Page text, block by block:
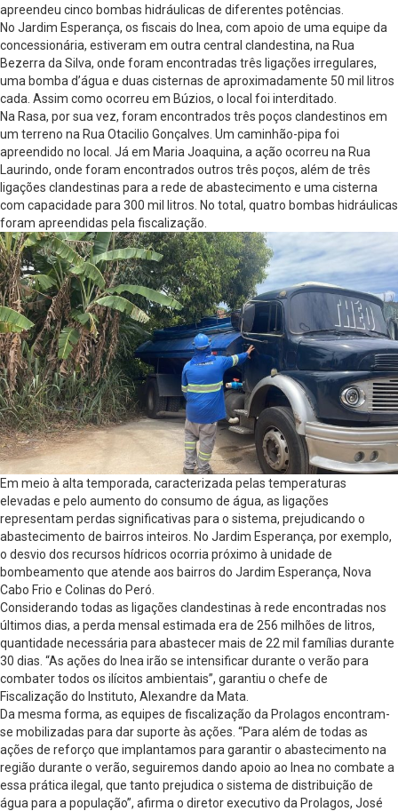
apreendeu cinco bombas hidráulicas de diferentes potências.
No Jardim Esperança, os fiscais do Inea, com apoio de uma equipe da
concessionária, estiveram em outra central clandestina, na Rua
Bezerra da Silva, onde foram encontradas três ligações irregulares,
uma bomba d’água e duas cisternas de aproximadamente 50 mil litros
cada. Assim como ocorreu em Búzios, o local foi interditado.
Na Rasa, por sua vez, foram encontrados três poços clandestinos em
um terreno na Rua Otacilio Gonçalves. Um caminhão-pipa foi
apreendido no local. Já em Maria Joaquina, a ação ocorreu na Rua
Laurindo, onde foram encontrados outros três poços, além de três
ligações clandestinas para a rede de abastecimento e uma cisterna
com capacidade para 300 mil litros. No total, quatro bombas hidráulicas
foram apreendidas pela fiscalização.
Em meio à alta temporada, caracterizada pelas temperaturas
elevadas e pelo aumento do consumo de água, as ligações
representam perdas significativas para o sistema, prejudicando o
abastecimento de bairros inteiros. No Jardim Esperança, por exemplo,
o desvio dos recursos hídricos ocorria próximo à unidade de
bombeamento que atende aos bairros do Jardim Esperança, Nova
Cabo Frio e Colinas do Peró.
Considerando todas as ligações clandestinas à rede encontradas nos
últimos dias, a perda mensal estimada era de 256 milhões de litros,
quantidade necessária para abastecer mais de 22 mil famílias durante
30 dias. “As ações do Inea irão se intensificar durante o verão para
combater todos os ilícitos ambientais”, garantiu o chefe de
Fiscalização do Instituto, Alexandre da Mata.
Da mesma forma, as equipes de fiscalização da Prolagos encontram-
se mobilizadas para dar suporte às ações. “Para além de todas as
ações de reforço que implantamos para garantir o abastecimento na
região durante o verão, seguiremos dando apoio ao Inea no combate a
essa prática ilegal, que tanto prejudica o sistema de distribuição de
água para a população”, afirma o diretor executivo da Prolagos, José